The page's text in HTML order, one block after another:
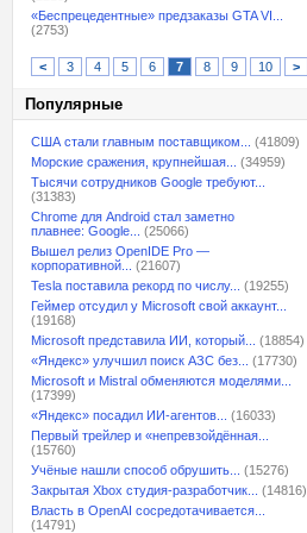
«Беспрецедентные» предзаказы GTA VI...
(2753)
< 3 4 5 6 7 8 9 10 >
Популярные
США стали главным поставщиком...
(41809)
Морские сражения, крупнейшая...
(34959)
Тысячи сотрудников Google требуют...
(31383)
Chrome для Android стал заметно
плавнее: Google...
(25066)
Вышел релиз OpenIDE Pro —
корпоративной...
(21607)
Tesla поставила рекорд по числу...
(19255)
Геймер отсудил у Microsoft свой аккаунт...
(19168)
Microsoft представила ИИ, который...
(18854)
«Яндекс» улучшил поиск АЗС без...
(17730)
Microsoft и Mistral обменяются моделями...
(17399)
«Яндекс» посадил ИИ-агентов...
(16033)
Первый трейлер и «непревзойдённая...
(15760)
Учёные нашли способ обрушить...
(15276)
Закрытая Xbox студия-разработчик...
(14816)
Власть в OpenAI сосредотачивается...
(14791)